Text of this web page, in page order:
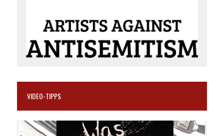
VIDEO-TIPPS